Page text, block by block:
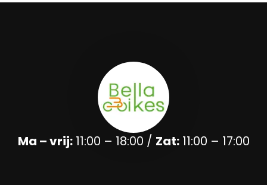
Ma – vrij:11:00 – 18:00 / Zat:11:00 – 17:00